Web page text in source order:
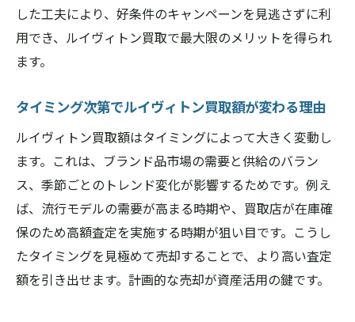
した工夫により、好条件のキャンペーンを見逃さずに利
用でき、ルイヴィトン買取で最大限のメリットを得られ
ます。
タイミング次第でルイヴィトン買取額が変わる理由
ルイヴィトン買取額はタイミングによって大きく変動し
ます。これは、ブランド品市場の需要と供給のバラン
ス、季節ごとのトレンド変化が影響するためです。例え
ば、流行モデルの需要が高まる時期や、買取店が在庫確
保のため高額査定を実施する時期が狙い目です。こうし
たタイミングを見極めて売却することで、より高い査定
額を引き出せます。計画的な売却が資産活用の鍵です。